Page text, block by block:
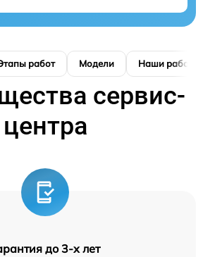
работ Модели Наши работы
сервис-
центра
до 3-х лет